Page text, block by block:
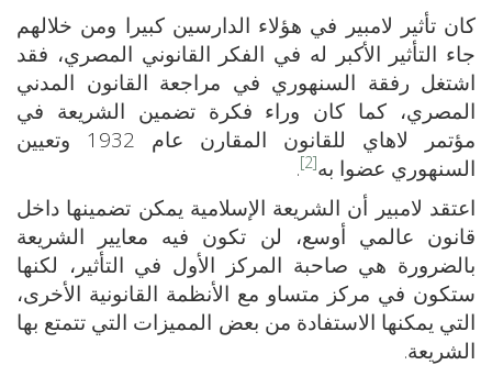
كان تأثير لامبير في هؤلاء الدارسين كبيرا ومن خلالهم
جاء التأثير الأكبر له في الفكر القانوني المصري، فقد
اشتغل رفقة السنهوري في مراجعة القانون المدني
المصري، كما كان وراء فكرة تضمين الشريعة في
مؤتمر لاهاي للقانون المقارن عام 1932 وتعيين
السنهوري عضوا به[2]
.
اعتقد لامبير أن الشريعة الإسلامية يمكن تضمينها داخل
قانون عالمي أوسع، لن تكون فيه معايير الشريعة
بالضرورة هي صاحبة المركز الأول في التأثير، لكنها
ستكون في مركز متساو مع الأنظمة القانونية الأخرى،
التي يمكنها الاستفادة من بعض المميزات التي تتمتع بها
الشريعة.